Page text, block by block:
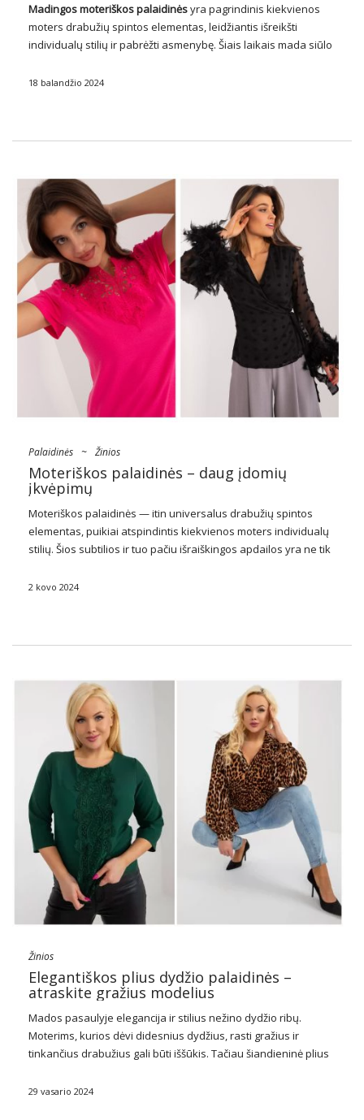
Madingos moteriškos palaidinėsyra pagrindinis kiekvienos
moters drabužių spintos elementas, leidžiantis išreikšti
individualų stilių ir pabrėžti asmenybę. Šiais laikais mada siūlo
medžiagų ir dizaino įvairovę. Tiek pavasario-vasaros sezono
18 balandžio 2024
Palaidinės ~ Žinios
Moteriškos palaidinės – daug įdomių
įkvėpimų
Moteriškos palaidinės — itin universalus drabužių spintos
elementas, puikiai atspindintis kiekvienos moters individualų
stilių. Šios subtilios ir tuo pačiu išraiškingos apdailos yra ne tik
jų nešiotojams išreikšti savo asmenybę įvairiais pjūviais, …
2 kovo 2024
Žinios
Elegantiškos plius dydžio palaidinės –
atraskite gražius modelius
Mados pasaulyje elegancija ir stilius nežino dydžio ribų.
Moterims, kurios dėvi didesnius dydžius, rasti gražius ir
tinkančius drabužius gali būti iššūkis. Tačiau šiandieninė plius
palaidinių srityje. Tai ne tik prabangos išraiška, bet …
29 vasario 2024